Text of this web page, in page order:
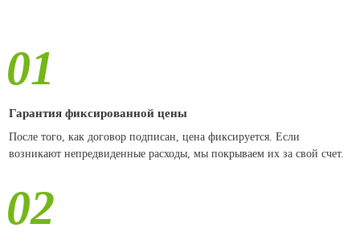
01
Гарантия фиксированной цены
После того, как договор подписан, цена фиксируется. Если
возникают непредвиденные расходы, мы покрываем их за свой счет.
02